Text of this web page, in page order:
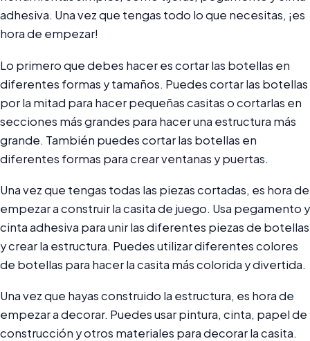
adhesiva. Una vez que tengas todo lo que necesitas, ¡es
hora de empezar!
Lo primero que debes hacer es cortar las botellas en
diferentes formas y tamaños. Puedes cortar las botellas
por la mitad para hacer pequeñas casitas o cortarlas en
secciones más grandes para hacer una estructura más
grande. También puedes cortar las botellas en
diferentes formas para crear ventanas y puertas.
Una vez que tengas todas las piezas cortadas, es hora de
empezar a construir la casita de juego. Usa pegamento y
cinta adhesiva para unir las diferentes piezas de botellas
y crear la estructura. Puedes utilizar diferentes colores
de botellas para hacer la casita más colorida y divertida.
Una vez que hayas construido la estructura, es hora de
empezar a decorar. Puedes usar pintura, cinta, papel de
construcción y otros materiales para decorar la casita.